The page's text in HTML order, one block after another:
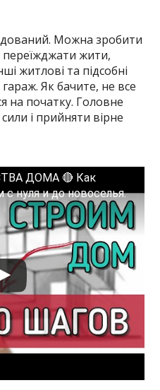
Можна зробити
переїжджати жити,
житлові та підсобні
Як бачите, не все
на початку. Головне
і прийняти вірне
ДОМА 🔴 Как
нуля и до новоселья.